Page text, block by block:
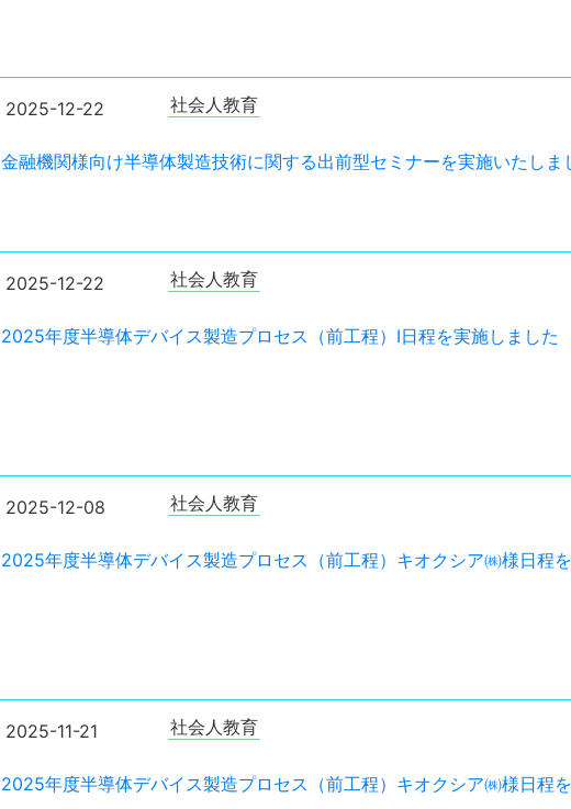
2025-12-22 社会人教育
金融機関様向け半導体製造技術に関する出前型セミナーを実施いたしま
2025-12-22 社会人教育
2025年度半導体デバイス製造プロセス（前工程）I日程を実施しました
2025-12-08 社会人教育
2025年度半導体デバイス製造プロセス（前工程）キオクシア㈱様日程
2025-11-21 社会人教育
2025年度半導体デバイス製造プロセス（前工程）キオクシア㈱様日程